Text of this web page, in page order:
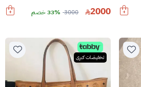
2000
3000 33% خصم
تخفيضات كبرى